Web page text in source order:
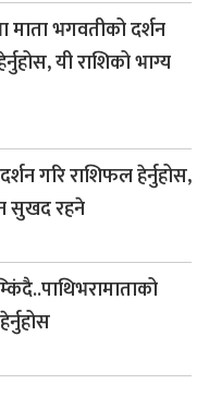
भगवतीको दर्शन
यी राशिको भाग्य
गरि राशिफल हेर्नुहोस,
सुखद रहने